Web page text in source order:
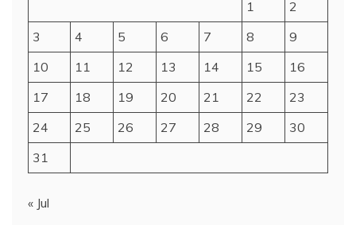
1
2
3
4 5 6 7 8
9
10
11 12 13 14 15
16
17
18 19 20 21 22
23
24
25 26 27 28 29
30
31
« Jul